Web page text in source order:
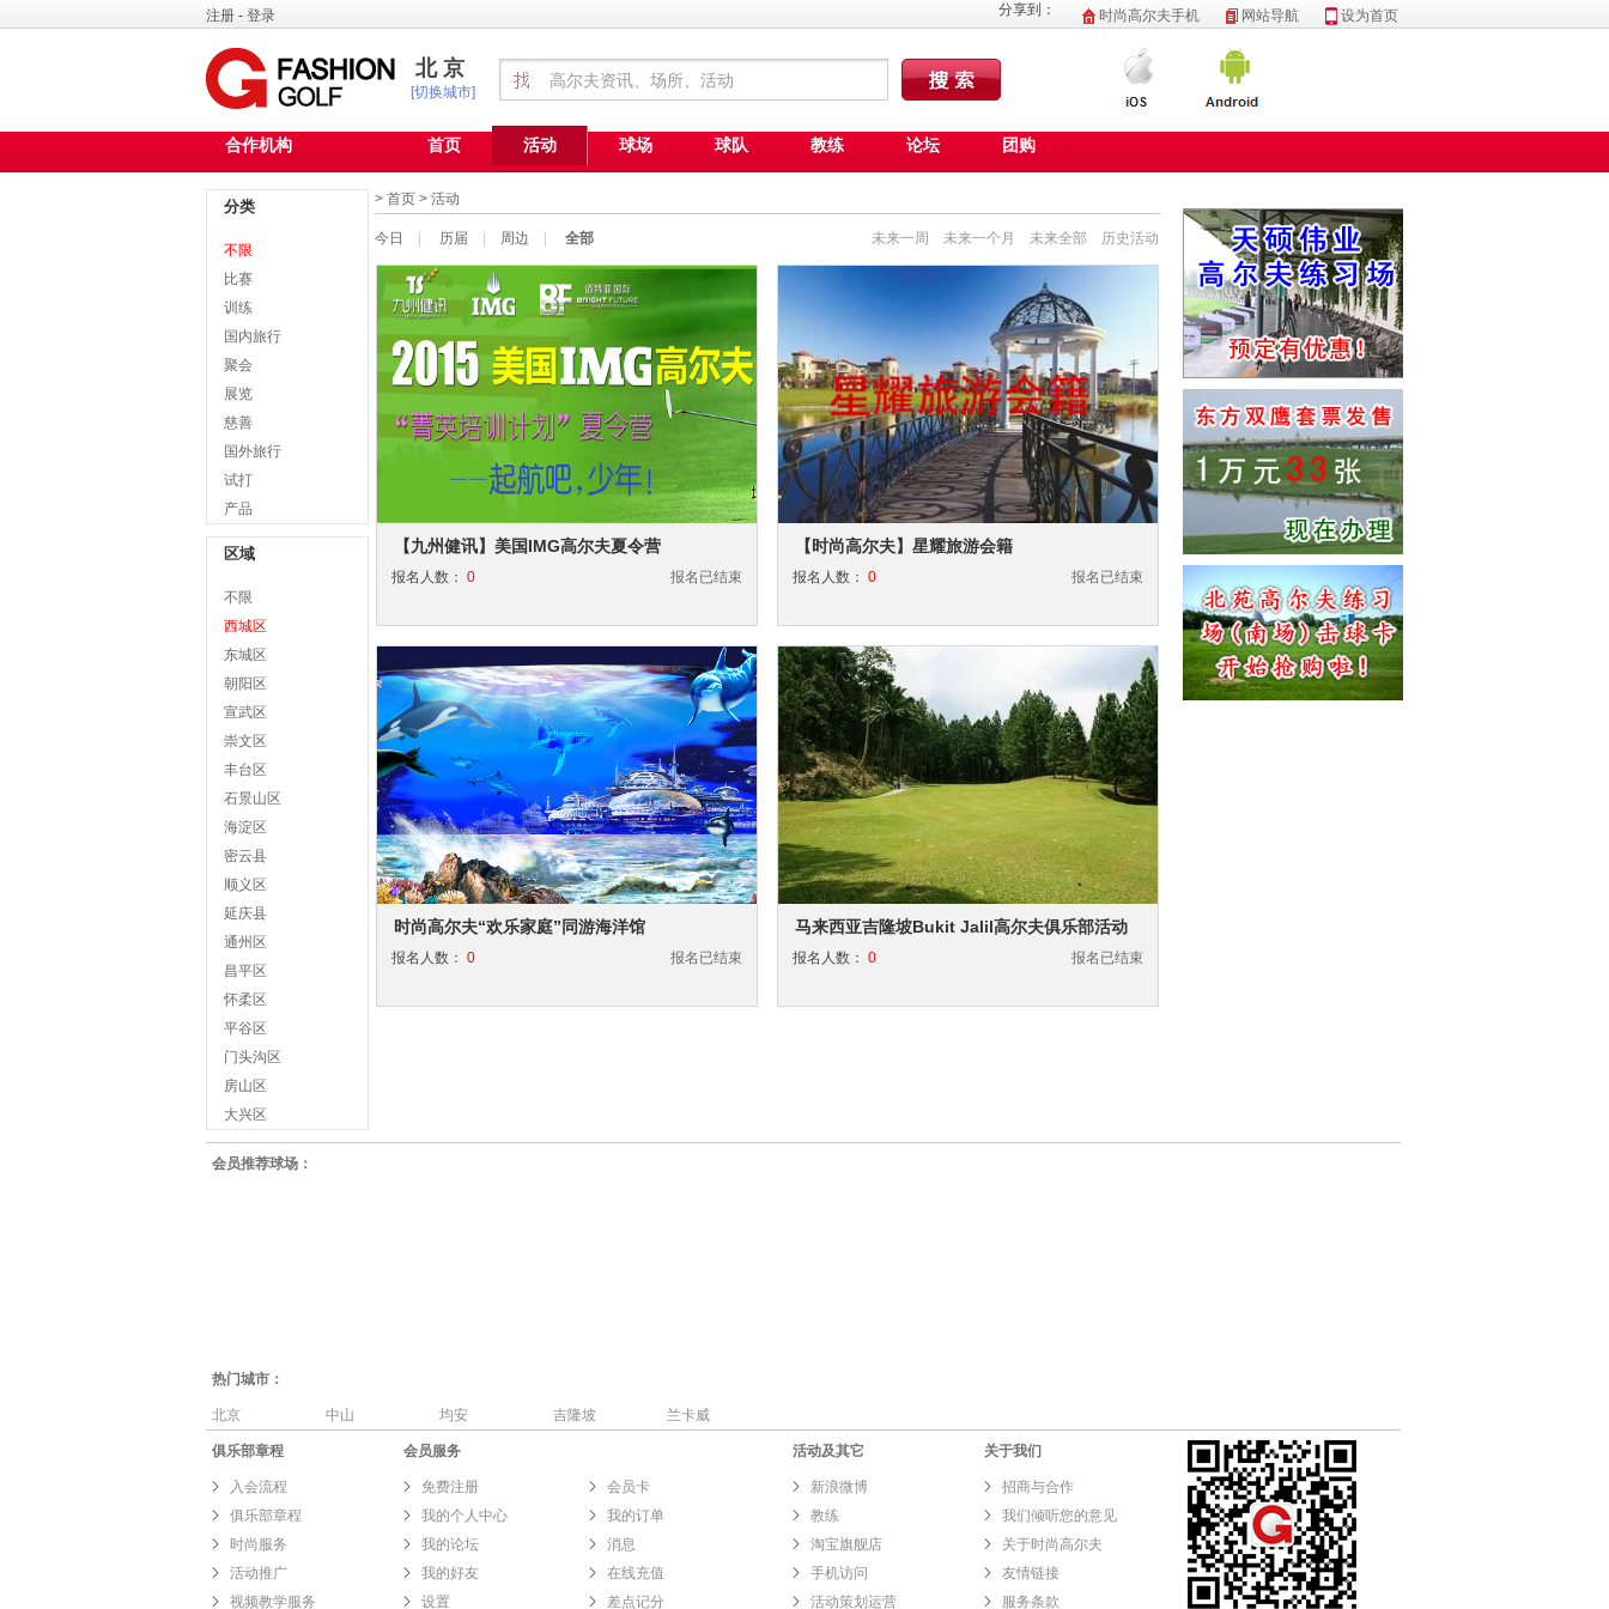
注册 - 登录 设为首页
网站导航
时尚高尔夫手机
分享到：
北京
[切换城市]
合作机构 首页 活动 球场 球队 教练 论坛 团购
> 首页 > 活动
分类
不限
比赛
训练
国内旅行
聚会
展览
慈善
国外旅行
试打
产品
区域
不限
西城区
东城区
朝阳区
宣武区
崇文区
丰台区
石景山区
海淀区
密云县
顺义区
延庆县
通州区
昌平区
怀柔区
平谷区
门头沟区
房山区
大兴区
今日 历届 周边 全部 未来一周 未来一个月 未来全部 历史活动
【九州健讯】美国IMG高尔夫夏令营
报名人数： 0 报名已结束
【时尚高尔夫】星耀旅游会籍
报名人数： 0 报名已结束
时尚高尔夫“欢乐家庭”同游海洋馆
报名人数： 0 报名已结束
马来西亚吉隆坡Bukit Jalil高尔夫俱乐部活动
报名人数： 0 报名已结束
会员推荐球场：
热门城市：
北京 中山 均安 吉隆坡 兰卡威
俱乐部章程
入会流程
俱乐部章程
时尚服务
活动推广
视频教学服务
会员服务
免费注册
会员卡
我的个人中心
我的订单
我的论坛
消息
我的好友
在线充值
设置
差点记分
活动及其它
新浪微博
教练
淘宝旗舰店
手机访问
活动策划运营
关于我们
招商与合作
我们倾听您的意见
关于时尚高尔夫
友情链接
服务条款